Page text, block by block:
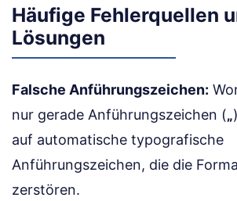
Häufige Fehlerquellen
Lösungen
Falsche Anführungszeichen:
nur gerade Anführungszeichen („
auf automatische typografische
Anführungszeichen, die die
zerstören.